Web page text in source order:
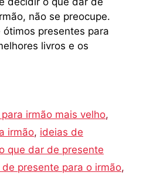
não se preocupe.
presentes para
livros e os
irmão mais velho,
irmão, ideias de
o que dar de presente
presente para o irmão,